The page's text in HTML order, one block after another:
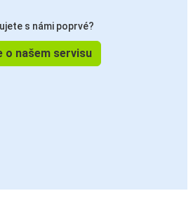
s námi poprvé?
o našem servisu